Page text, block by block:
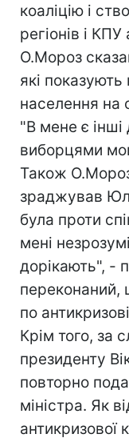
коаліцію і
регіонів і
О.Мороз
які
населення на
"В мене є інші
виборцями
Також
зраджував
була проти
мені
дорікають", -
переконаний,
по
Крім того, за
президенту
повторно
міністра. Як
антикризової